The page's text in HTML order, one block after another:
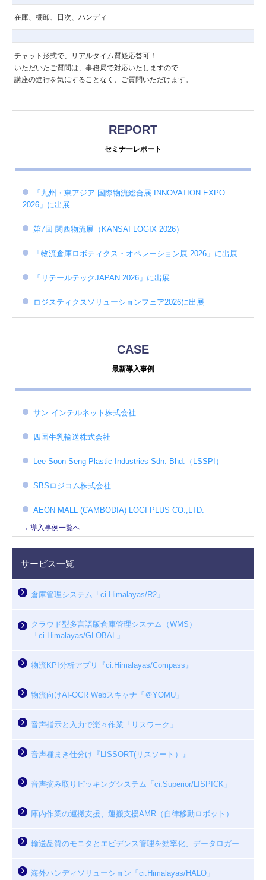
在庫、棚卸、日次、ハンディ
チャット形式で、リアルタイム質疑応答可！
いただいたご質問は、事務局で対応いたしますので
講座の進行を気にすることなく、ご質問いただけます。
REPORT
セミナーレポート
「九州・東アジア 国際物流総合展 INNOVATION EXPO
2026」に出展
第7回 関西物流展（KANSAI LOGIX 2026）
「物流倉庫ロボティクス・オペレーション展 2026」に出展
「リテールテックJAPAN 2026」に出展
ロジスティクスソリューションフェア2026に出展
CASE
最新導入事例
サン インテルネット株式会社
四国牛乳輸送株式会社
Lee Soon Seng Plastic Industries Sdn. Bhd.（LSSPI）
SBSロジコム株式会社
AEON MALL (CAMBODIA) LOGI PLUS CO.,LTD.
→ 導入事例一覧へ
サービス一覧
倉庫管理システム「ci.Himalayas/R2」
クラウド型多言語版倉庫管理システム（WMS）
「ci.Himalayas/GLOBAL」
物流KPI分析アプリ『ci.Himalayas/Compass』
物流向けAI-OCR Webスキャナ「＠YOMU」
音声指示と入力で楽々作業「リスワーク」
音声種まき仕分け『LISSORT(リスソート）』
音声摘み取りピッキングシステム「ci.Superior/LISPICK」
庫内作業の運搬支援、運搬支援AMR（自律移動ロボット）
輸送品質のモニタとエビデンス管理を効率化、データロガー
海外ハンディソリューション「ci.Himalayas/HALO」